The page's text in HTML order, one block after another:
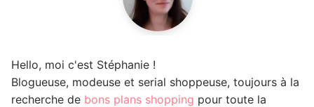
Hello, moi c'est Stéphanie !
Blogueuse, modeuse et serial shoppeuse, toujours à la
recherche de bons plans shopping pour toute la